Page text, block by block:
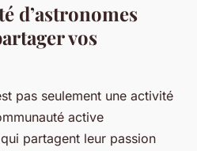
d’astronomes
vos
pas seulement une activité
active
partagent leur passion